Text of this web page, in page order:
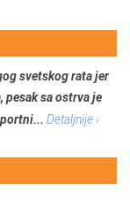
svetskog rata jer
pesak sa ostrva je
Detaljnije ›